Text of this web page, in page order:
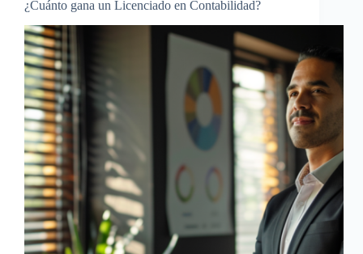
¿Cuánto gana un Licenciado en Contabilidad?